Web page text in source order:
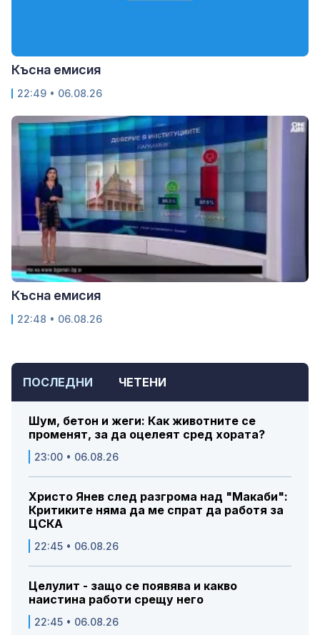
ПОСЛЕДНИ ЧЕТЕНИ
Шум, бетон и жеги: Как животните се
променят, за да оцелеят сред хората?
23:00 • 06.08.26
Христо Янев след разгрома над "Макаби":
Критиките няма да ме спрат да работя за
ЦСКА
22:45 • 06.08.26
Целулит - защо се появява и какво
наистина работи срещу него
22:45 • 06.08.26
Късна емисия
22:49 • 06.08.26
Късна емисия
22:48 • 06.08.26